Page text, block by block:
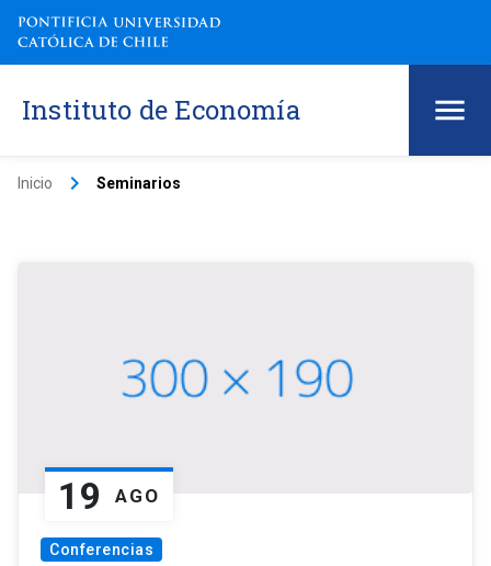
Instituto de Economía
Inicio keyboard_arrow_right Seminarios
19 AGO
Conferencias